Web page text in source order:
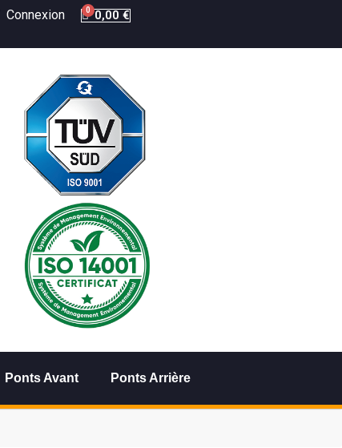
Connexion 0,00 €
Ponts Avant Ponts Arrière